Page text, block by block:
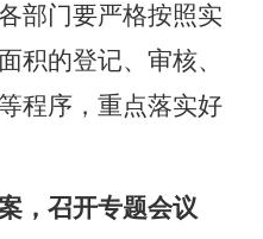
部门要严格按照实
积的登记、审核、
程序，重点落实好
，召开专题会议